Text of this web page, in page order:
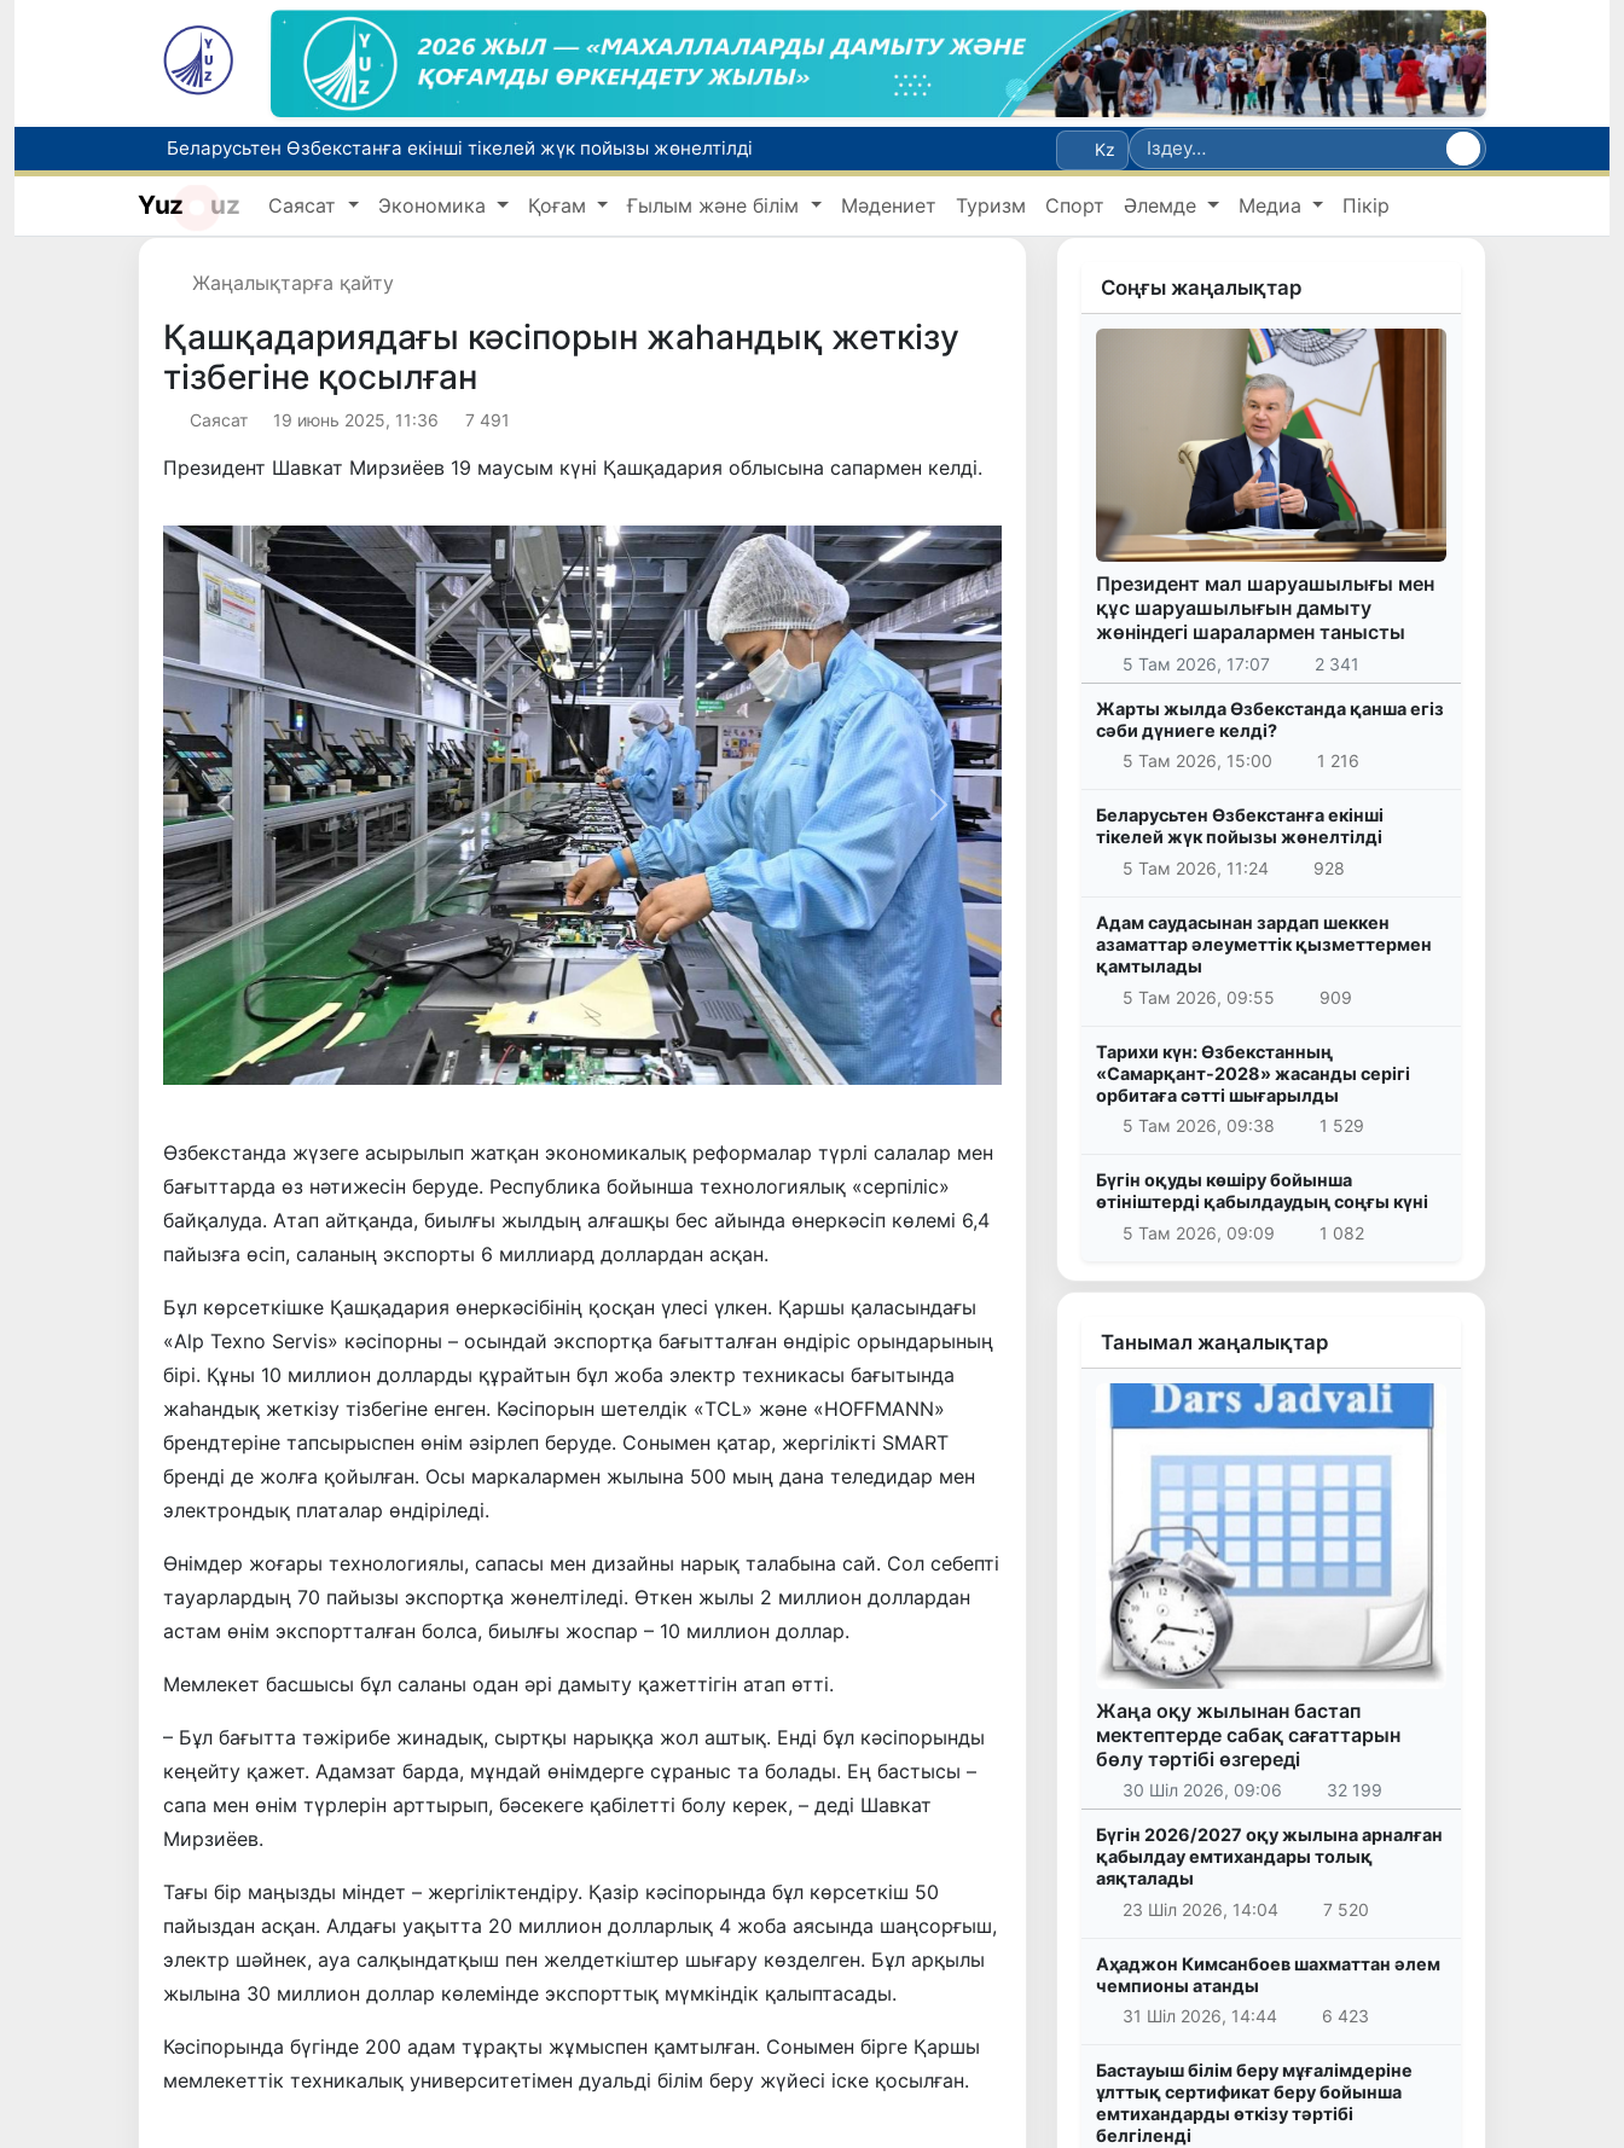
Беларусьтен Өзбекстанға екінші тікелей жүк пойызы жөнелтілді
Адам саудасынан зардап шеккен азаматтар әлеуметтік қызметтермен қамтылады
Бүгін оқуды көшіру бойынша өтініштерді қабылдаудың соңғы күні
Kz
Yuz uz Саясат Экономика Қоғам Ғылым және білім Мәдениет Туризм Спорт Әлемде Медиа Пікір
Жаңалықтарға қайту
Қашқадариядағы кәсіпорын жаһандық жеткізу
тізбегіне қосылған
Саясат 19 июнь 2025, 11:36 7 491
Президент Шавкат Мирзиёев 19 маусым күні Қашқадария облысына сапармен келді.
Алдыңғы Келесі
Өзбекстанда жүзеге асырылып жатқан экономикалық реформалар түрлі салалар мен
бағыттарда өз нәтижесін беруде. Республика бойынша технологиялық «серпіліс»
байқалуда. Атап айтқанда, биылғы жылдың алғашқы бес айында өнеркәсіп көлемі 6,4
пайызға өсіп, саланың экспорты 6 миллиард доллардан асқан.
Бұл көрсеткішке Қашқадария өнеркәсібінің қосқан үлесі үлкен. Қаршы қаласындағы
«Alp Texno Servis» кәсіпорны – осындай экспортқа бағытталған өндіріс орындарының
бірі. Құны 10 миллион долларды құрайтын бұл жоба электр техникасы бағытында
жаһандық жеткізу тізбегіне енген. Кәсіпорын шетелдік «TCL» және «HOFFMANN»
брендтеріне тапсырыспен өнім әзірлеп беруде. Сонымен қатар, жергілікті SMART
бренді де жолға қойылған. Осы маркалармен жылына 500 мың дана теледидар мен
электрондық платалар өндіріледі.
Өнімдер жоғары технологиялы, сапасы мен дизайны нарық талабына сай. Сол себепті
тауарлардың 70 пайызы экспортқа жөнелтіледі. Өткен жылы 2 миллион доллардан
астам өнім экспортталған болса, биылғы жоспар – 10 миллион доллар.
Мемлекет басшысы бұл саланы одан әрі дамыту қажеттігін атап өтті.
– Бұл бағытта тәжірибе жинадық, сыртқы нарыққа жол аштық. Енді бұл кәсіпорынды
кеңейту қажет. Адамзат барда, мұндай өнімдерге сұраныс та болады. Ең бастысы –
сапа мен өнім түрлерін арттырып, бәсекеге қабілетті болу керек, – деді Шавкат
Мирзиёев.
Тағы бір маңызды міндет – жергіліктендіру. Қазір кәсіпорында бұл көрсеткіш 50
пайыздан асқан. Алдағы уақытта 20 миллион долларлық 4 жоба аясында шаңсорғыш,
электр шәйнек, ауа салқындатқыш пен желдеткіштер шығару көзделген. Бұл арқылы
жылына 30 миллион доллар көлемінде экспорттық мүмкіндік қалыптасады.
Кәсіпорында бүгінде 200 адам тұрақты жұмыспен қамтылған. Сонымен бірге Қаршы
мемлекеттік техникалық университетімен дуальді білім беру жүйесі іске қосылған.
Соңғы жаңалықтар
Президент мал шаруашылығы мен
құс шаруашылығын дамыту
жөніндегі шаралармен танысты
5 Там 2026, 17:07 2 341
Жарты жылда Өзбекстанда қанша егіз
сәби дүниеге келді?
5 Там 2026, 15:00
1 216
Беларусьтен Өзбекстанға екінші
тікелей жүк пойызы жөнелтілді
5 Там 2026, 11:24
928
Адам саудасынан зардап шеккен
азаматтар әлеуметтік қызметтермен
қамтылады
5 Там 2026, 09:55
909
Тарихи күн: Өзбекстанның
«Самарқант-2028» жасанды серігі
орбитаға сәтті шығарылды
5 Там 2026, 09:38
1 529
Бүгін оқуды көшіру бойынша
өтініштерді қабылдаудың соңғы күні
5 Там 2026, 09:09
1 082
Танымал жаңалықтар
Жаңа оқу жылынан бастап
мектептерде сабақ сағаттарын
бөлу тәртібі өзгереді
30 Шіл 2026, 09:06 32 199
Бүгін 2026/2027 оқу жылына арналған
қабылдау емтихандары толық
аяқталады
23 Шіл 2026, 14:04
7 520
Аҳаджон Кимсанбоев шахматтан әлем
чемпионы атанды
31 Шіл 2026, 14:44
6 423
Бастауыш білім беру мұғалімдеріне
ұлттық сертификат беру бойынша
емтихандарды өткізу тәртібі
белгіленді